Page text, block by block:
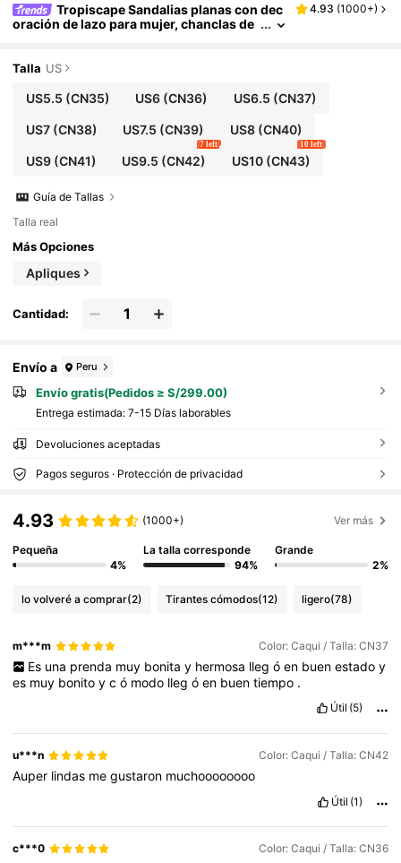
Tropiscape Sandalias planas con dec
oración de lazo para mujer, chanclas de
n punta abierta, regalos de San Valentín, oto
no
4.93 (1000+)
Talla US
US5.5 (CN35) US6 (CN36) US6.5 (CN37)
US7(CN38) US7.5 (CN39) US8(CN40)
US9(CN41) US9.5 (CN42)
7 left
US10(CN43)
10 left
Guía de Tallas
Talla real
Más Opciones
Apliques
Cantidad:
Envío a Peru
Envío gratis(Pedidos ≥ S/299.00)
Entrega estimada: 7-15 Días laborables
Devoluciones aceptadas
Pagos seguros · Protección de privacidad
4.93 (1000+) Ver más
Pequeña
4%
La talla corresponde
94%
Grande
2%
lo volveré a comprar(2) Tirantes cómodos(12) ligero(78)
m***m Color: Caqui / Talla: CN37
Es una prenda muy bonita y hermosa lleg ó en buen estado y
es muy bonitoycó modo llegóen buentiempo .
Útil (5)
u***n Color: Caqui / Talla: CN42
Auper lindas megustaron muchoooooooo
Útil (1)
c***0 Color: Caqui / Talla: CN36